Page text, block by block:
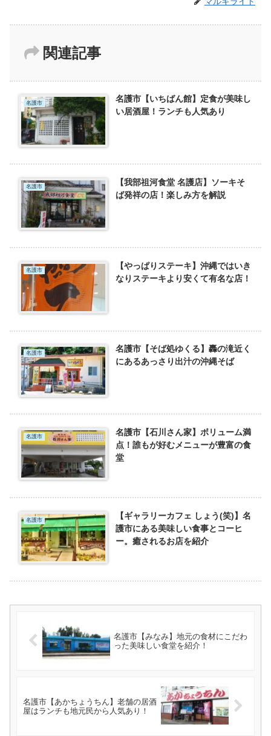
関連記事
名護市
名護市【いちばん館】定食が美味し
い居酒屋！ランチも人気あり
名護市
【我部祖河食堂 名護店】ソーキそ
ば発祥の店！楽しみ方を解説
名護市
【やっぱりステーキ】沖縄ではいき
なりステーキより安くて有名な店！
名護市
名護市【そば処ゆくる】轟の滝近く
にあるあっさり出汁の沖縄そば
名護市
名護市【石川さん家】ボリューム満
点！誰もが好むメニューが豊富の食
堂
名護市
【ギャラリーカフェ しょう(笑)】名
護市にある美味しい食事とコーヒ
ー。癒されるお店を紹介
名護市【みなみ】地元の食材にこだわ
った美味しい食堂を紹介！
名護市【あかちょうちん】老舗の居酒
屋はランチも地元民から人気あり！